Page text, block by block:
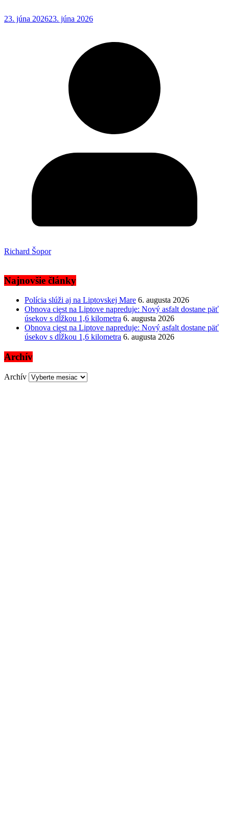
23. júna 202623. júna 2026
Richard Šopor
Najnovšie články
Polícia slúži aj na Liptovskej Mare 6. augusta 2026
Obnova ciest na Liptove napreduje: Nový asfalt dostane päť
úsekov s dĺžkou 1,6 kilometra 6. augusta 2026
Obnova ciest na Liptove napreduje: Nový asfalt dostane päť
úsekov s dĺžkou 1,6 kilometra 6. augusta 2026
Archív
Archív